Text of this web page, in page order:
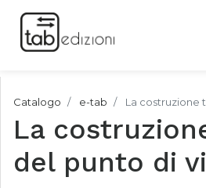
Catalogo e-tab La costruzione
La
del punto di